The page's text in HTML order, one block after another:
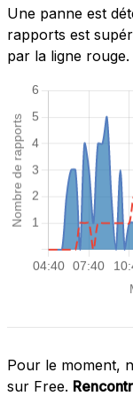
Une panne est
rapports est
par la ligne rouge.
Pour le moment,
sur Free.